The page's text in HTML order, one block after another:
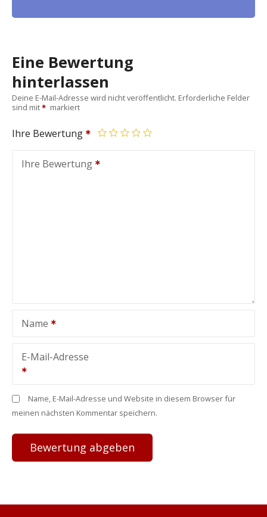
Eine Bewertung
hinterlassen
Deine E-Mail-Adresse wird nicht veröffentlicht. Erforderliche Felder
sind mit
markiert
Ihre Bewertung
Ihre Bewertung
Name
E-Mail-Adresse
Name, E-Mail-Adresse und Website in diesem Browser für
meinen nächsten Kommentar speichern.